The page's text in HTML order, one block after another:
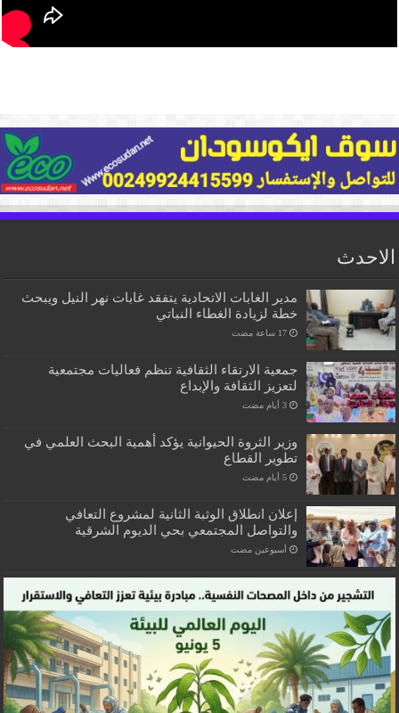
الاحدث
مدير الغابات الاتحادية يتفقد غابات نهر النيل ويبحث
خطة لزيادة الغطاء النباتي
‏17 ساعة مضت
جمعية الارتقاء الثقافية تنظم فعاليات مجتمعية
لتعزيز الثقافة والإبداع
‏3 أيام مضت
وزير الثروة الحيوانية يؤكد أهمية البحث العلمي في
تطوير القطاع
‏5 أيام مضت
إعلان انطلاق الوثبة الثانية لمشروع التعافي
والتواصل المجتمعي بحي الديوم الشرقية
‏أسبوعين مضت